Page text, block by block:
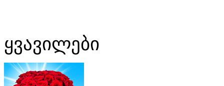
ყვავილები